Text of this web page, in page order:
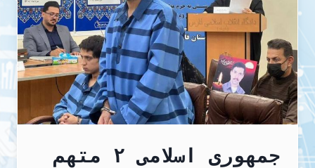
و
عراق
در
برابر
بنیاد
شهید
جمهوری اسلامی ۲ متهم